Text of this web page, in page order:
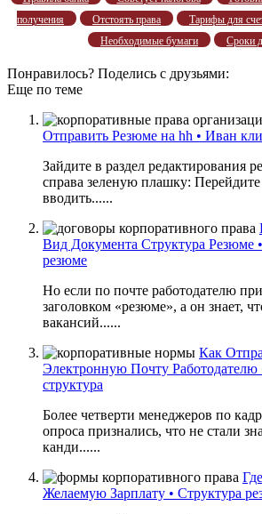
получения
Отстоять права Тарифы для
Необходимые бумаги
Сроки
Понравилось? Поделись с друзьями:
Еще по теме
Отправить Резюме на hh • Иван
Зайдите в раздел редактирования
справа зеленую плашку:
вводить......
Вид Документа Структура Резюме
резюме
Но если по почте работодателю
заголовком «резюме», а он знает,
вакансий......
Как
Электронную Почту Работодателю
структура
Более четверти менеджеров по
опроса признались, что не стали
канди......
Желаемую Зарплату • Структура